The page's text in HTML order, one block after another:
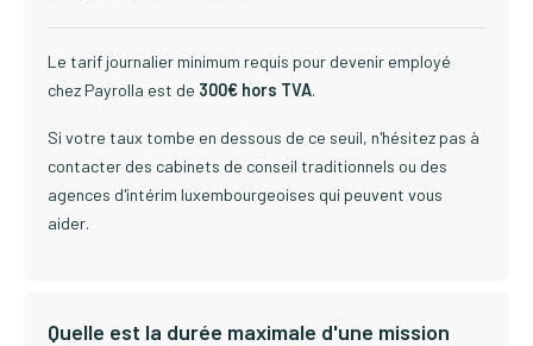
Le tarif journalier minimum requis pour devenir employé
chez Payrolla est de 300€ hors TVA.
Si votre taux tombe en dessous de ce seuil, n'hésitez pas à
contacter des cabinets de conseil traditionnels ou des
agences d'intérim luxembourgeoises qui peuvent vous
aider.
Quelle est la durée maximale d'une mission